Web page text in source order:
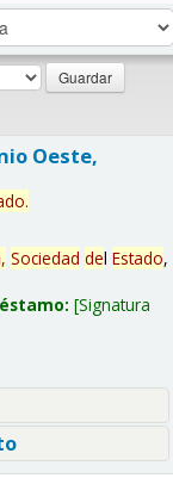
Oeste,
.
Sociedad del Estado,
Signatura